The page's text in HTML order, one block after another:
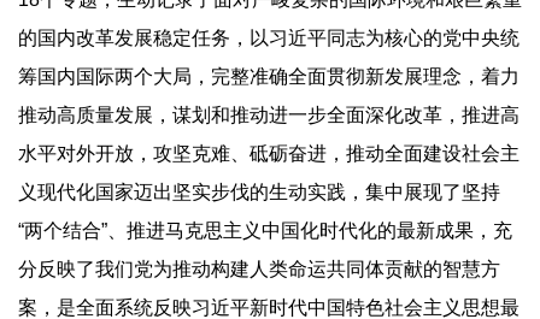
的国内改革发展稳定任务，以习近平同志为核心的党中央统
筹国内国际两个大局，完整准确全面贯彻新发展理念，着力
推动高质量发展，谋划和推动进一步全面深化改革，推进高
水平对外开放，攻坚克难、砥砺奋进，推动全面建设社会主
义现代化国家迈出坚实步伐的生动实践，集中展现了坚持
“两个结合”、推进马克思主义中国化时代化的最新成果，充
分反映了我们党为推动构建人类命运共同体贡献的智慧方
案，是全面系统反映习近平新时代中国特色社会主义思想最